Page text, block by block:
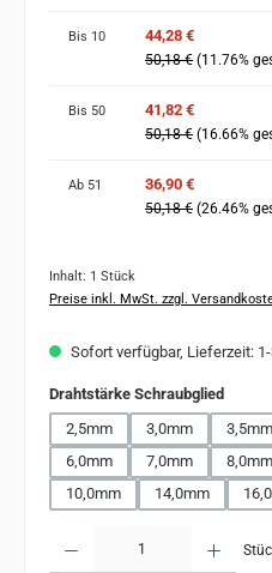
Bis 10 44,28 €
50,18 € (11.76%
Bis 50 41,82 €
50,18 € (16.66%
Ab 51 36,90 €
50,18 € (26.46%
Inhalt: 1 Stück
Preise inkl. MwSt. zzgl.
Sofort verfügbar, Lieferzeit:
Drahtstärke Schraubglied
2,5mm
3,0mm 3,5mm
6,0mm
7,0mm 8,0mm
10,0mm
14,0mm